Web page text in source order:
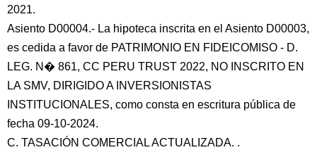
2021.
Asiento D00004.- La hipoteca inscrita en el Asiento D00003,
es cedida a favor de PATRIMONIO EN FIDEICOMISO - D.
LEG. N� 861, CC PERU TRUST 2022, NO INSCRITO EN
LA SMV, DIRIGIDO A INVERSIONISTAS
INSTITUCIONALES, como consta en escritura pública de
fecha 09-10-2024.
C. TASACIÓN COMERCIAL ACTUALIZADA. .